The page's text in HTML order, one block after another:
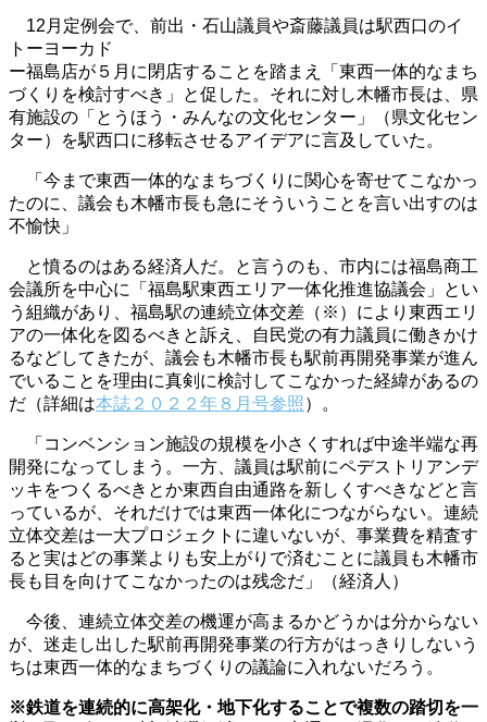
12月定例会で、前出・石山議員や斎藤議員は駅西口のイ
トーヨーカド
ー福島店が５月に閉店することを踏まえ「東西一体的なまち
づくりを検討すべき」と促した。それに対し木幡市長は、県
有施設の「とうほう・みんなの文化センター」（県文化セン
ター）を駅西口に移転させるアイデアに言及していた。
「今まで東西一体的なまちづくりに関心を寄せてこなかっ
たのに、議会も木幡市長も急にそういうことを言い出すのは
不愉快」
と憤るのはある経済人だ。と言うのも、市内には福島商工
会議所を中心に「福島駅東西エリア一体化推進協議会」とい
う組織があり、福島駅の連続立体交差（※）により東西エリ
アの一体化を図るべきと訴え、自民党の有力議員に働きかけ
るなどしてきたが、議会も木幡市長も駅前再開発事業が進ん
でいることを理由に真剣に検討してこなかった経緯があるの
だ（詳細は本誌２０２２年８月号参照 ）。
「コンベンション施設の規模を小さくすれば中途半端な再
開発になってしまう。一方、議員は駅前にペデストリアンデ
ッキをつくるべきとか東西自由通路を新しくすべきなどと言
っているが、それだけでは東西一体化につながらない。連続
立体交差は一大プロジェクトに違いないが、事業費を精査す
ると実はどの事業よりも安上がりで済むことに議員も木幡市
長も目を向けてこなかったのは残念だ」（経済人）
今後、連続立体交差の機運が高まるかどうかは分からない
が、迷走し出した駅前再開発事業の行方がはっきりしないう
ちは東西一体的なまちづくりの議論に入れないだろう。
※鉄道を連続的に高架化・地下化することで複数の踏切を一